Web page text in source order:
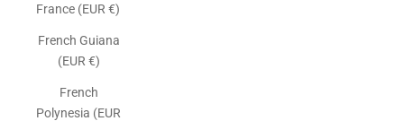
France (EUR €)
French Guiana
(EUR €)
French
Polynesia (EUR